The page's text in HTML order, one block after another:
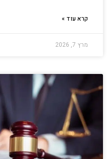
קרא עוד »
מרץ 7, 2026